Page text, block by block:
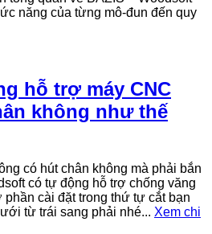
năng của từng mô-đun đến quy
hỗ trợ máy CNC
không như thế
có hút chân không mà phải bắn
có tự động hỗ trợ chống văng
cài đặt trong thứ tự cắt bạn
từ trái sang phải nhé... Xem chi